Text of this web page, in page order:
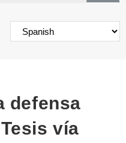
defensa
vía